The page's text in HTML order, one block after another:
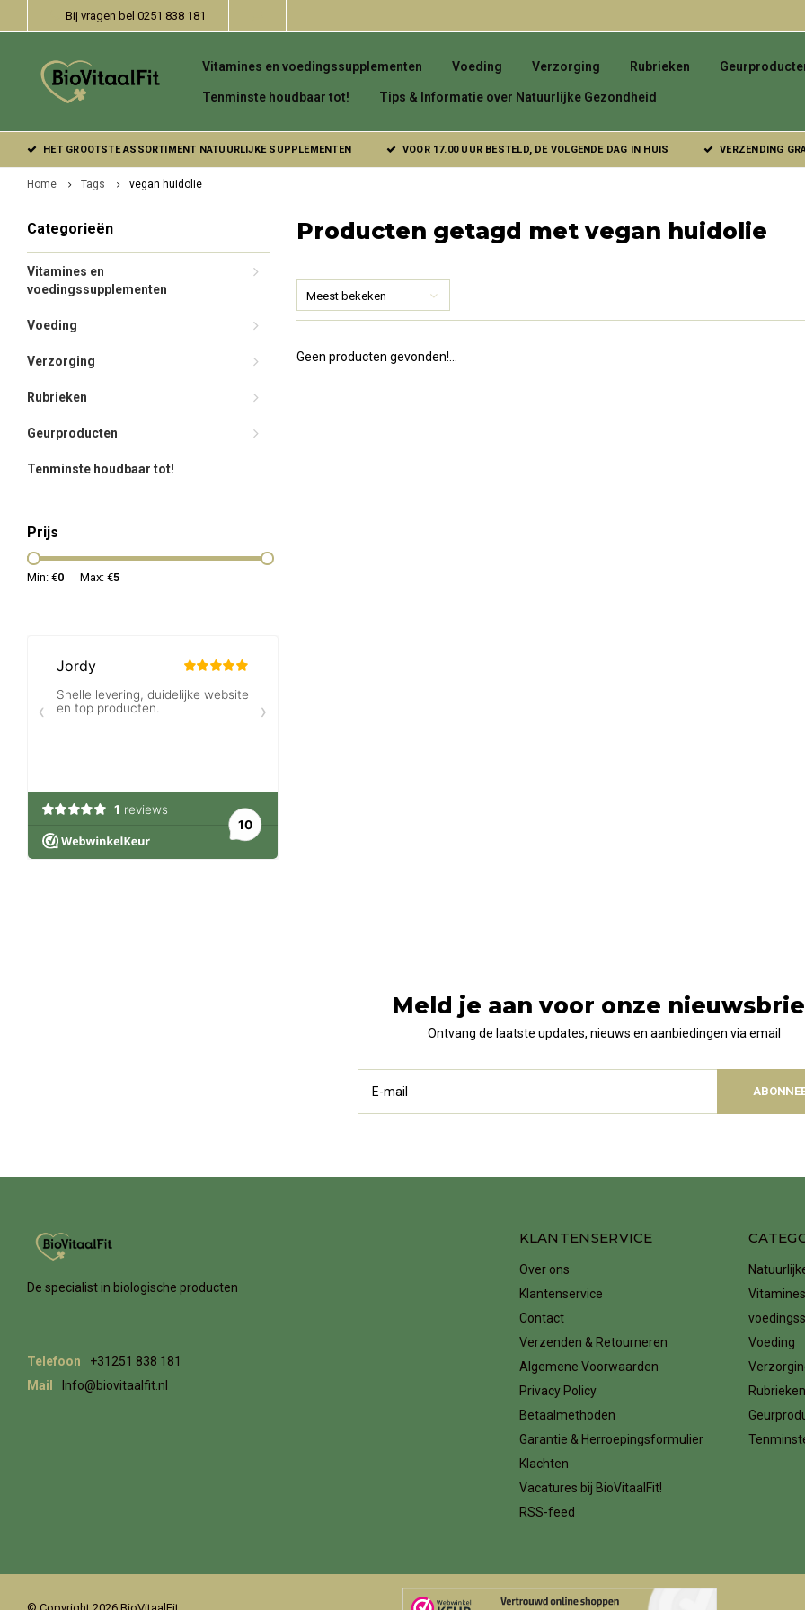
Bij vragen bel 0251 838 181
Vitamines en voedingssupplementen Voeding Verzorging Rubrieken
Tenminste houdbaar tot! Tips & Informatie over Natuurlijke Gezondheid
HET GROOTSTE ASSORTIMENT NATUURLIJKE SUPPLEMENTEN VOOR 17.00 UUR BESTELD, DE VOLGENDE DAG IN HUIS VERZENDING
Home Tags vegan huidolie
Categorieën
Vitamines en
voedingssupplementen
Voeding
Verzorging
Rubrieken
Geurproducten
Tenminste houdbaar tot!
Prijs
Min: €0 Max: €5
Producten getagd met vegan huidolie
Meest bekeken
Geen producten gevonden!...
Meld je aan voor onze
Ontvang de laatste updates, nieuws en aanbiedingen via email
De specialist in biologische producten
Telefoon
+31251 838 181
Mail
Info@biovitaalfit.nl
KLANTENSERVICE
Over ons
Klantenservice
Contact
Verzenden & Retourneren
Algemene Voorwaarden
Privacy Policy
Betaalmethoden
Garantie & Herroepingsformulier
Klachten
Vacatures bij BioVitaalFit!
RSS-feed
Voeding
Rubrieken